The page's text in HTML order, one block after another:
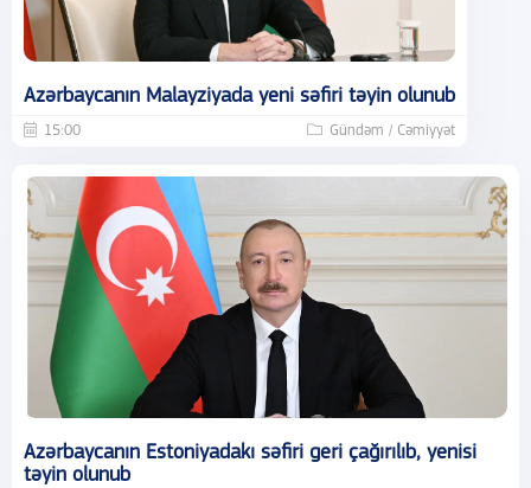
Azərbaycanın Malayziyada yeni səfiri təyin olunub
15:00 Gündəm / Cəmiyyət
Azərbaycanın Estoniyadakı səfiri geri çağırılıb, yenisi
təyin olunub